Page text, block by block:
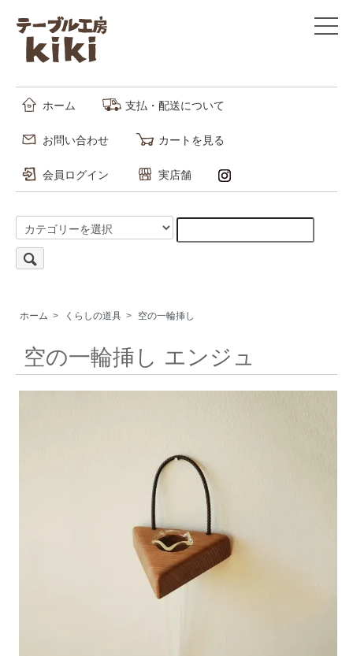
ホーム 支払・配送について
お問い合わせ カートを見る
会員ログイン 実店舗
ホーム > くらしの道具 > 空の一輪挿し
空の一輪挿し エンジュ